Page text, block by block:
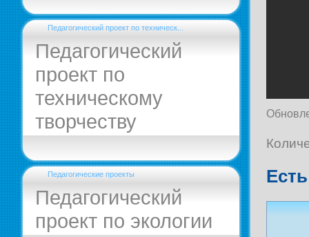
Педагогический проект по техническ...
Педагогический
проект по
техническому
творчеству
Педагогические проекты
Педагогический
проект по экологии